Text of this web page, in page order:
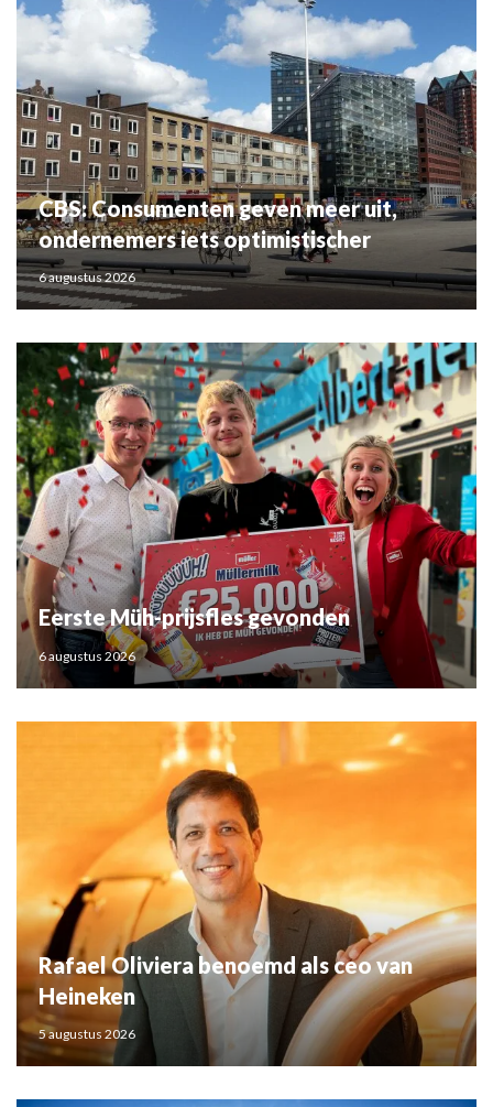
CBS: Consumenten geven meer uit,
ondernemers iets optimistischer
6 augustus 2026
Eerste Müh-prijsfles gevonden
6 augustus 2026
Rafael Oliviera benoemd als ceo van
Heineken
5 augustus 2026